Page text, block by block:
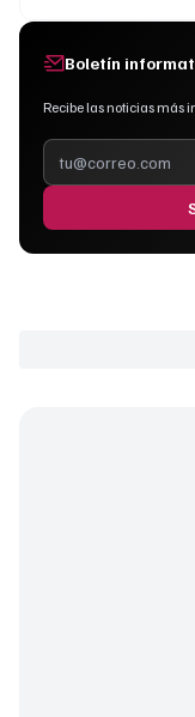
Boletín
Recibe las noticias más